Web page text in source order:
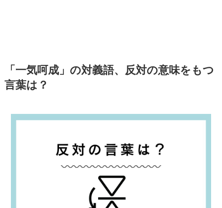
「一気呵成」の対義語、反対の意味をもつ
言葉は？